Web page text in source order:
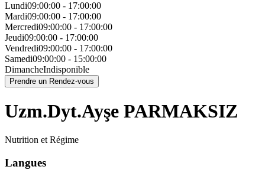
Lundi09:00:00 - 17:00:00
Mardi09:00:00 - 17:00:00
Mercredi09:00:00 - 17:00:00
Jeudi09:00:00 - 17:00:00
Vendredi09:00:00 - 17:00:00
Samedi09:00:00 - 15:00:00
DimancheIndisponible
Prendre un Rendez-vous
Uzm.Dyt.Ayşe PARMAKSIZ
Nutrition et Régime
Langues